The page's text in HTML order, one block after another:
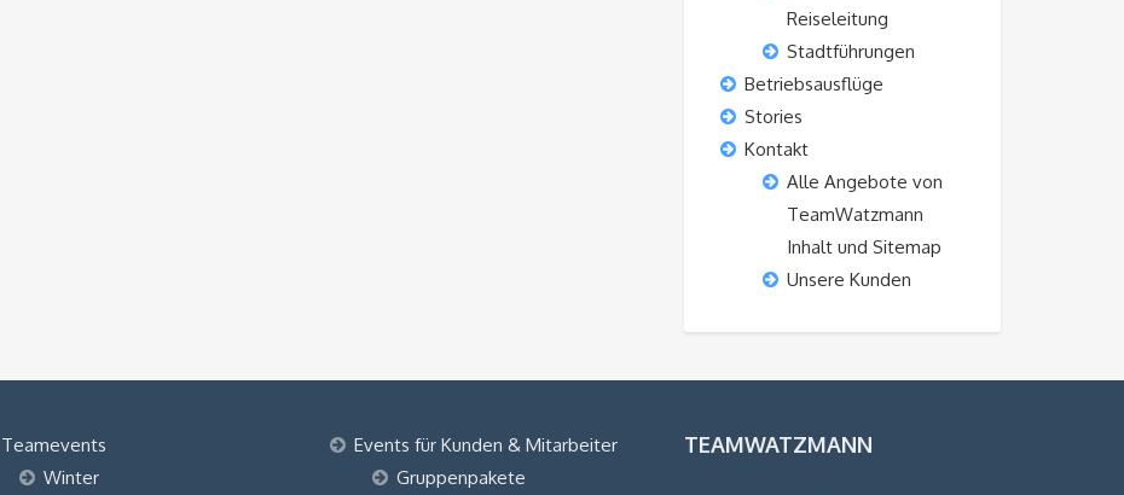
Reiseleitung
Stadtführungen
Betriebsausflüge
Stories
Kontakt
Alle Angebote von
TeamWatzmann
Inhalt und Sitemap
Unsere Kunden
Teamevents
Winter
Events für Kunden & Mitarbeiter
Gruppenpakete
TEAMWATZMANN